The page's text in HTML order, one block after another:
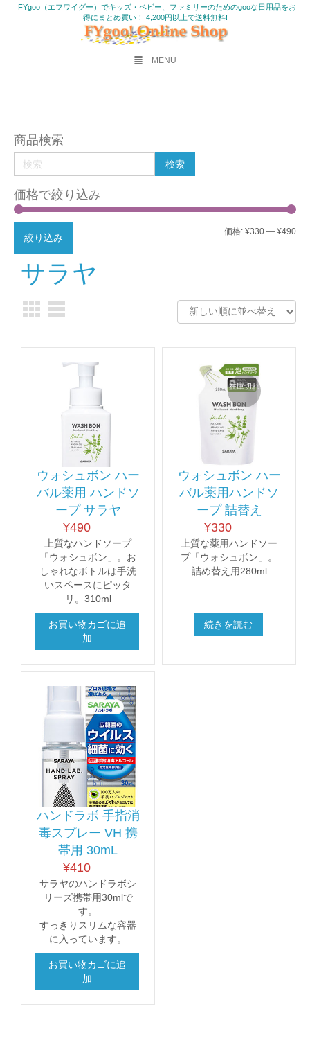
FYgoo（エフワイグー）でキッズ・ベビー、ファミリーのためのgooな日用品をお
得にまとめ買い！ 4,200円以上で送料無料!
MENU
商品検索
価格で絞り込み
最
最
絞り込み
価格: ¥330 — ¥490
サラヤ
ウォシュボン ハー
バル薬用 ハンドソ
ープ サラヤ
¥490
上質なハンドソープ
「ウォシュボン」。お
しゃれなボトルは手洗
いスペースにピッタ
リ。310ml
お買い物カゴに追
加
ウォシュボン ハー
バル薬用ハンドソ
ープ 詰替え
¥330
上質な薬用ハンドソー
プ「ウォシュボン」。
詰め替え用280ml
続きを読む
在庫切れ
ハンドラボ 手指消
毒スプレー VH 携
帯用 30mL
¥410
サラヤのハンドラボシ
リーズ携帯用30mlで
す。
すっきりスリムな容器
に入っています。
お買い物カゴに追
加